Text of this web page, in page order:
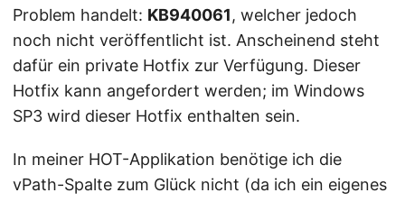
Problem handelt: KB940061, welcher jedoch
noch nicht veröffentlicht ist. Anscheinend steht
dafür ein private Hotfix zur Verfügung. Dieser
Hotfix kann angefordert werden; im Windows
SP3 wird dieser Hotfix enthalten sein.
In meiner HOT-Applikation benötige ich die
vPath-Spalte zum Glück nicht (da ich ein eigenes